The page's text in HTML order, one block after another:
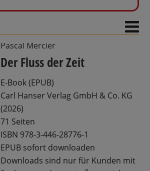
Pascal Mercier
Der Fluss der Zeit
E-Book (EPUB)
Carl Hanser Verlag GmbH & Co. KG
(2026)
71 Seiten
ISBN 978-3-446-28776-1
EPUB sofort downloaden
Downloads sind nur für Kunden mit